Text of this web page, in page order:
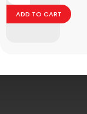
ADD TO CART